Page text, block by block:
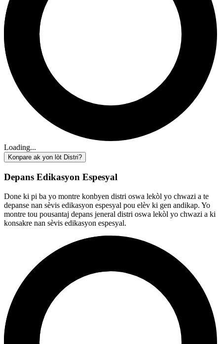
Loading...
Konpare ak yon lòt Distri?
Depans Edikasyon Espesyal
Done ki pi ba yo montre konbyen distri oswa lekòl yo chwazi a te
depanse nan sèvis edikasyon espesyal pou elèv ki gen andikap. Yo
montre tou pousantaj depans jeneral distri oswa lekòl yo chwazi a ki
konsakre nan sèvis edikasyon espesyal.